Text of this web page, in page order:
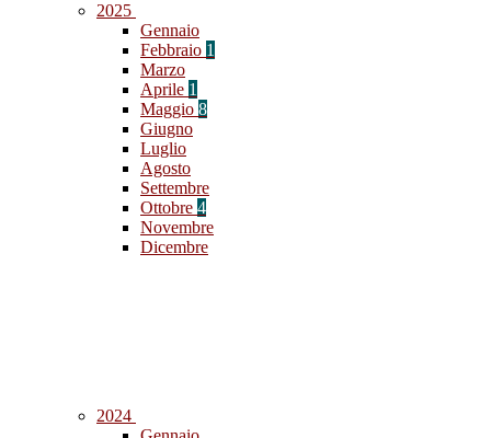
2025
Gennaio
Febbraio 1
Marzo
Aprile 1
Maggio 8
Giugno
Luglio
Agosto
Settembre
Ottobre 4
Novembre
Dicembre
2024